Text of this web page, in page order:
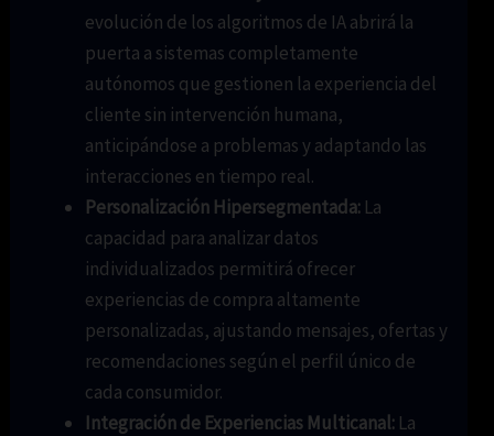
evolución de los algoritmos de IA abrirá la
puerta a sistemas completamente
autónomos que gestionen la experiencia del
cliente sin intervención humana,
anticipándose a problemas y adaptando las
interacciones en tiempo real.
Personalización Hipersegmentada: La
capacidad para analizar datos
individualizados permitirá ofrecer
experiencias de compra altamente
personalizadas, ajustando mensajes, ofertas y
recomendaciones según el perfil único de
cada consumidor.
Integración de Experiencias Multicanal: La